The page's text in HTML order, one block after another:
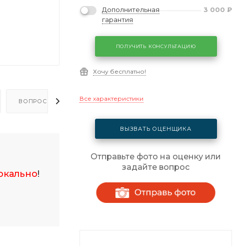
ВОПРОСЫ - ОТВЕТЫ
!
Дополнительная
гарантия
3 000 ₽
ПОЛУЧИТЬ КОНСУЛЬТАЦИЮ
Хочу бесплатно!
Все характеристики
ВЫЗВАТЬ ОЦЕНЩИКА
Отправьте фото на оценку или
задайте вопрос